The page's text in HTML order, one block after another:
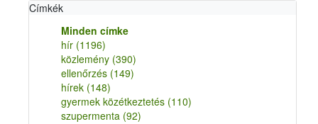
Címkék
Minden címke
hír (1196)
közlemény (390)
ellenőrzés (149)
hírek (148)
gyermek közétkeztetés (110)
szupermenta (92)